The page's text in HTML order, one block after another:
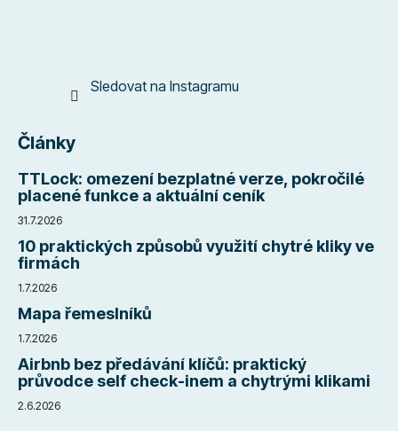
Sledovat na Instagramu
Články
TTLock: omezení bezplatné verze, pokročilé
placené funkce a aktuální ceník
31.7.2026
10 praktických způsobů využití chytré kliky ve
firmách
1.7.2026
Mapa řemeslníků
1.7.2026
Airbnb bez předávání klíčů: praktický
průvodce self check-inem a chytrými klikami
2.6.2026